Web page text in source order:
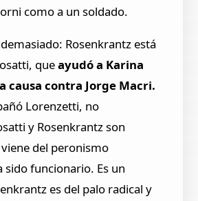
como a un soldado.
Rosenkrantz está
queayudó a Karina
causa contra Jorge Macri.
Lorenzetti, no
y Rosenkrantz son
del peronismo
sido funcionario. Es un
es del palo radical y